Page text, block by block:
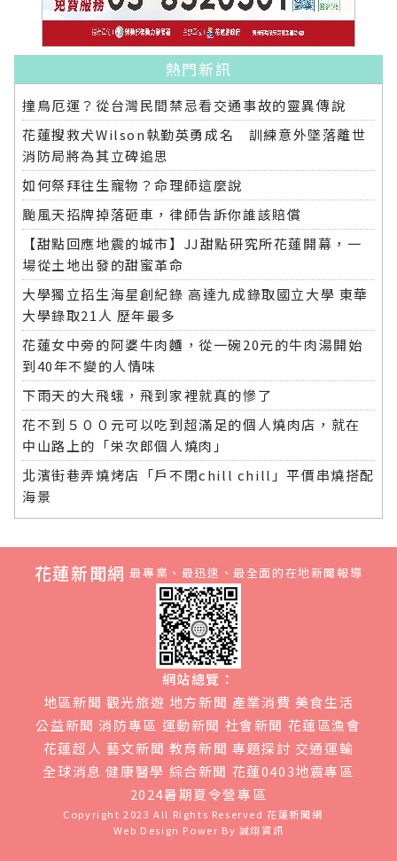
熱門新訊
撞鳥厄運？從台灣民間禁忌看交通事故的靈異傳說
花蓮搜救犬Wilson執勤英勇成名 訓練意外墜落離世
消防局將為其立碑追思
如何祭拜往生寵物？命理師這麼說
颱風天招牌掉落砸車，律師告訴你誰該賠償
【甜點回應地震的城市】JJ甜點研究所花蓮開幕，一
場從土地出發的甜蜜革命
大學獨立招生海星創紀錄 高達九成錄取國立大學 東華
大學錄取21人 歷年最多
花蓮女中旁的阿婆牛肉麵，從一碗20元的牛肉湯開始
到40年不變的人情味
下雨天的大飛蛾，飛到家裡就真的慘了
花不到５００元可以吃到超滿足的個人燒肉店，就在
中山路上的「栄次郎個人燒肉」
北濱街巷弄燒烤店「戶不閉chill chill」平價串燒搭配
海景
花蓮新聞網 最專業、最迅速、最全面的在地新聞報導
網站總覽：
地區新聞 觀光旅遊 地方新聞 產業消費 美食生活
公益新聞 消防專區 運動新聞 社會新聞 花蓮區漁會
花蓮超人 藝文新聞 教育新聞 專題探討 交通運輸
全球消息 健康醫學 綜合新聞 花蓮0403地震專區
2024暑期夏令營專區
Copyright 2023 All Rights Reserved花蓮新聞網
Web Design Power By 誠翊資訊